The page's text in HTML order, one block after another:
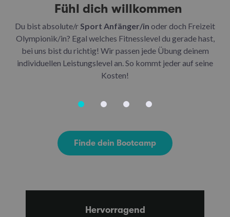
Fühl dich willkommen
Du bist absolute/r Sport Anfänger/in oder doch Freizeit
Olympionik/in? Egal welches Fitnesslevel du gerade hast,
bei uns bist du richtig! Wir passen jede Übung deinem
individuellen Leistungslevel an. So kommt jeder auf seine
Kosten!
Finde dein Bootcamp
Hervorragend